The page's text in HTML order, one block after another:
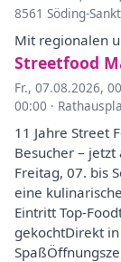
8561 Söding-
Mit regionalen
Streetfood
Fr., 07.08.2026,
00:00 ·
11 Jahre Street
Besucher – jetzt
Freitag, 07. bis
eine
Eintritt Top-
gekochtDirekt